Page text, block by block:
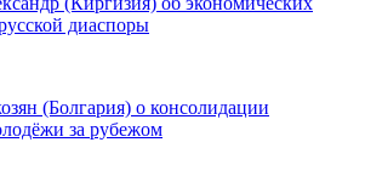
диаспоры
(Болгария) о консолидации
за рубежом